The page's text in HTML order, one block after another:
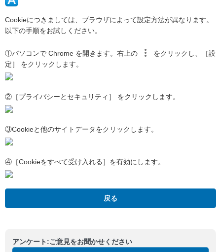
Cookieにつきましては、ブラウザによって設定方法が異なります。
以下の手順をお試しください。
①パソコンで Chrome を開きます。右上の
をクリックし、［設
定］ をクリックします。
②［プライバシーとセキュリティ］ をクリックします。
③Cookieと他のサイトデータをクリックします。
④［Cookieをすべて受け入れる］を有効にします。
戻る
アンケート:ご意見をお聞かせください